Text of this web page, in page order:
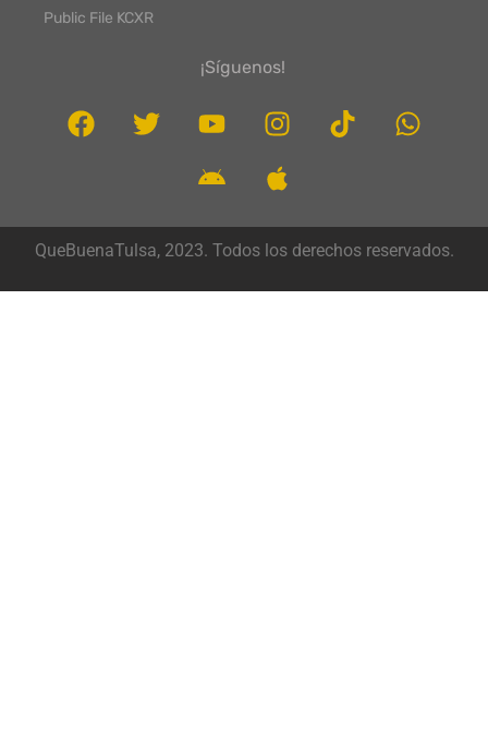
Public File KCXR
¡Síguenos!
QueBuenaTulsa, 2023. Todos los derechos reservados.